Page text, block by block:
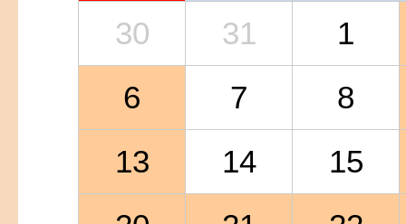
30 31
1
6
7
8
13
14
15